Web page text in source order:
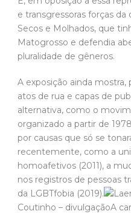
e transgressoras forças
Secos e Molhados, que
Matogrosso e defendia
pluralidade de gêneros.
A exposição ainda
atos de rua e capas de
alternativa, como o
organizado a partir de
por causas que só se
recentemente, como a
homoafetivos (2011), a
nos registros de pessoas
da LGBTfobia (2019).
Coutinho – divulgaçãoA